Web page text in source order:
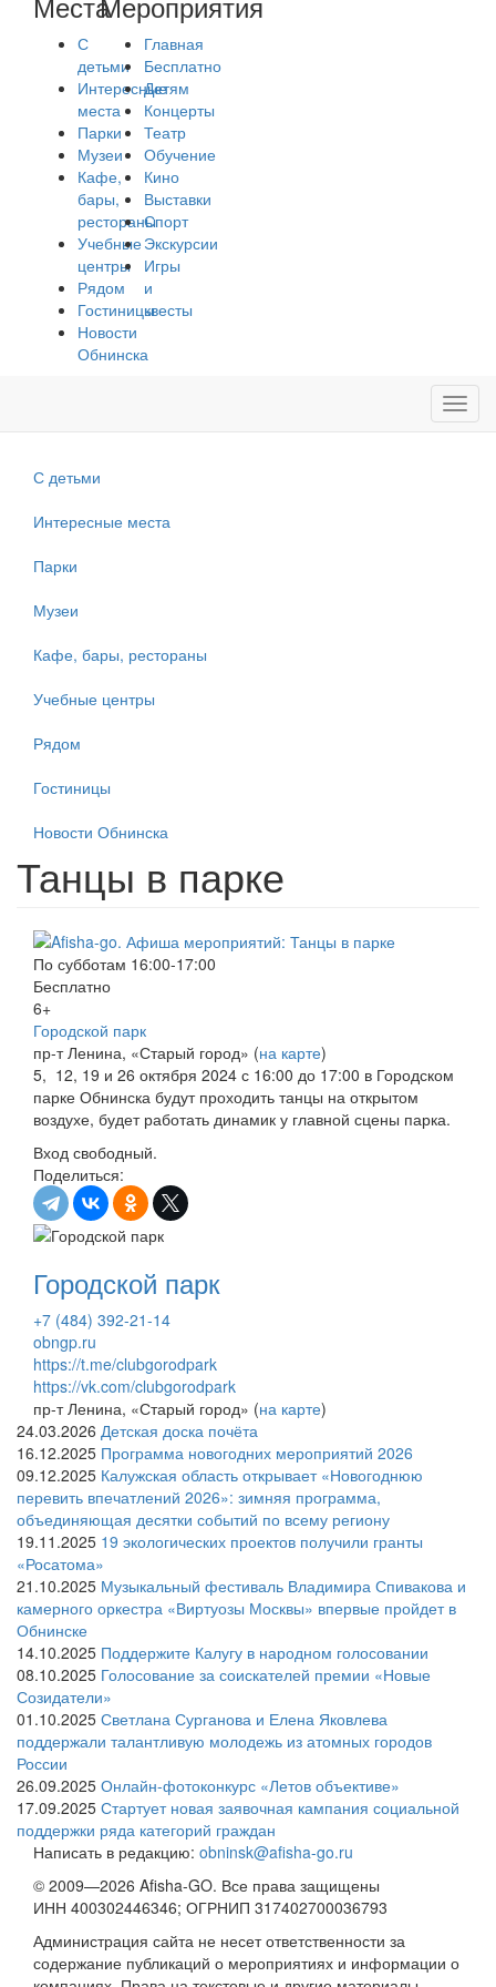
С
детьми
Интересные
места
Парки
Музеи
Кафе,
бары,
рестораны
Учебные
центры
Рядом
Гостиницы
Новости
Обнинска
Главная
Бесплатно
Детям
Концерты
Театр
Обучение
Кино
Выставки
Спорт
Экскурсии
Игры
и
квесты
С детьми
Интересные места
Парки
Музеи
Кафе, бары, рестораны
Учебные центры
Рядом
Гостиницы
Новости Обнинска
Танцы в парке
По субботам 16:00-17:00
Бесплатно
6+
Городской парк
пр-т Ленина, «Старый город» (на карте)
5, 12, 19 и 26 октября 2024 с 16:00 до 17:00 в Городском
парке Обнинска будут проходить танцы на открытом
воздухе, будет работать динамик у главной сцены парка.
Вход свободный.
Поделиться:
Городской парк
+7 (484) 392-21-14
obngp.ru
https://t.me/clubgorodpark
https://vk.com/clubgorodpark
пр-т Ленина, «Старый город» (на карте)
24.03.2026 Детская доска почёта
16.12.2025 Программа новогодних мероприятий 2026
09.12.2025 Калужская область открывает «Новогоднюю
перевить впечатлений 2026»: зимняя программа,
объединяющая десятки событий по всему региону
19.11.2025 19 экологических проектов получили гранты
«Росатома»
21.10.2025 Музыкальный фестиваль Владимира Спивакова и
камерного оркестра «Виртуозы Москвы» впервые пройдет в
Обнинске
14.10.2025 Поддержите Калугу в народном голосовании
08.10.2025 Голосование за соискателей премии «Новые
Созидатели»
01.10.2025 Светлана Сурганова и Елена Яковлева
поддержали талантливую молодежь из атомных городов
России
26.09.2025 Онлайн-фотоконкурс «Летов объективе»
17.09.2025 Стартует новая заявочная кампания социальной
поддержки ряда категорий граждан
Написать в редакцию: obninsk@afisha-go.ru
© 2009—2026 Afisha-GO. Все права защищены
ИНН 400302446346; ОГРНИП 317402700036793
Администрация сайта не несет ответственности за
содержание публикаций о мероприятиях и информации о